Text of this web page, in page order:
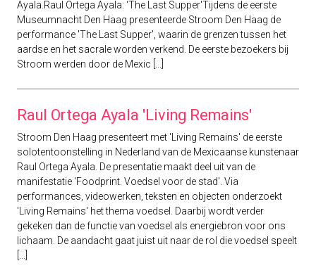
Ayala.Raul Ortega Ayala: ‘The Last Supper'Tijdens de eerste
Museumnacht Den Haag presenteerde Stroom Den Haag de
performance 'The Last Supper', waarin de grenzen tussen het
aardse en het sacrale worden verkend. De eerste bezoekers bij
Stroom werden door de Mexic [...]
Raul Ortega Ayala 'Living Remains'
Stroom Den Haag presenteert met 'Living Remains' de eerste
solotentoonstelling in Nederland van de Mexicaanse kunstenaar
Raul Ortega Ayala. De presentatie maakt deel uit van de
manifestatie 'Foodprint. Voedsel voor de stad'. Via
performances, videowerken, teksten en objecten onderzoekt
'Living Remains' het thema voedsel. Daarbij wordt verder
gekeken dan de functie van voedsel als energiebron voor ons
lichaam. De aandacht gaat juist uit naar de rol die voedsel speelt